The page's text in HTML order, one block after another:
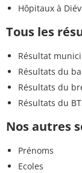
Hôpitaux à
Tous les
Résultat
Résultats du
Résultats du
Résultats du
Nos autres
Prénoms
Ecoles